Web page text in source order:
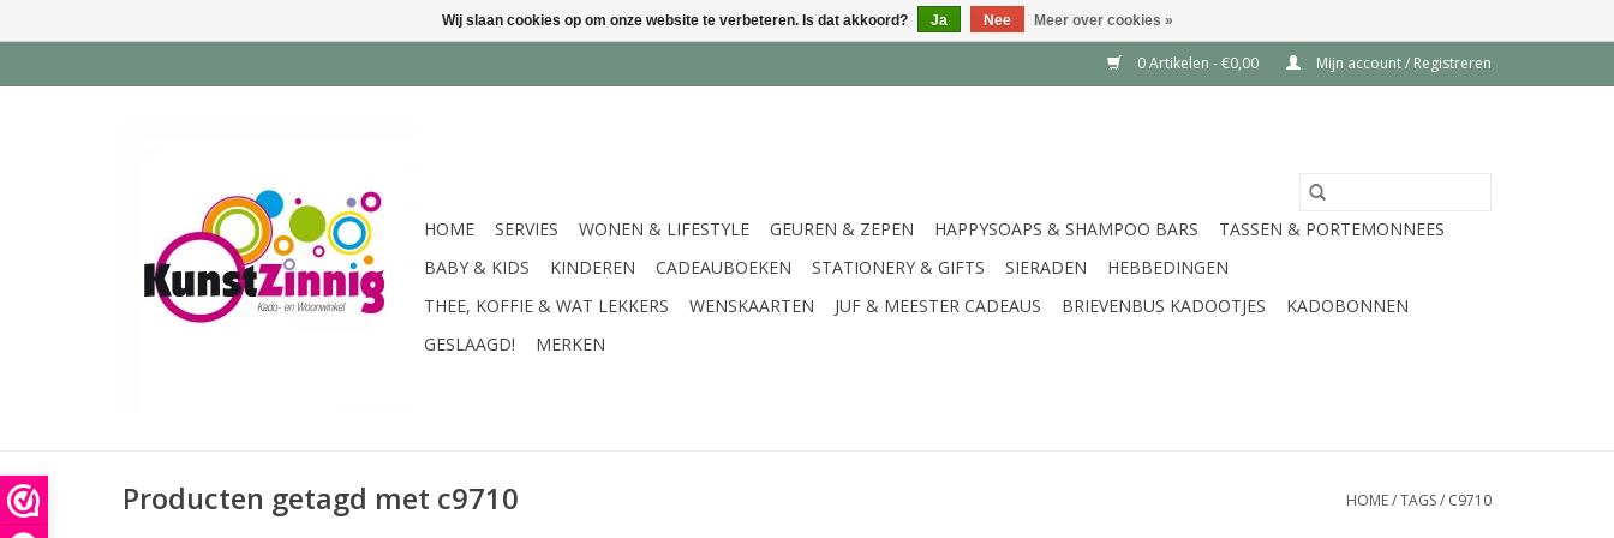
0 Artikelen - €0,00 Mijn account / Registreren
HOME SERVIES WONEN & LIFESTYLE GEUREN & ZEPEN HAPPYSOAPS & SHAMPOO BARS
TASSEN & PORTEMONNEES
BABY & KIDS
KINDEREN CADEAUBOEKEN STATIONERY & GIFTS SIERADEN
HEBBEDINGEN
THEE, KOFFIE & WAT LEKKERS
WENSKAARTEN JUF & MEESTER CADEAUS BRIEVENBUS KADOOTJES
KADOBONNEN
GESLAAGD!
MERKEN
Producten getagd met c9710 HOME/TAGS/ C9710
Wij slaan cookies op om onze website te verbeteren. Is dat akkoord? Ja Nee Meer over cookies »